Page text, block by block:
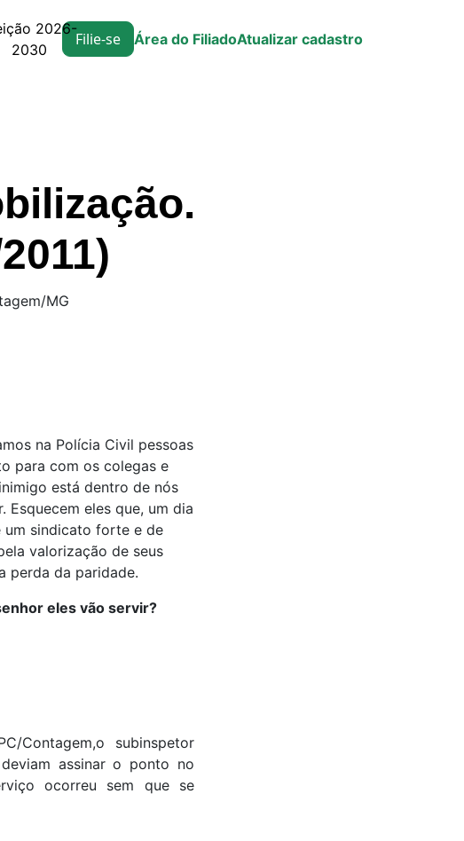
2026-
2030
Filie-se Área do FiliadoAtualizar cadastro
MG
na Polícia Civil pessoas
para com os colegas e
está dentro de nós
Esquecem eles que, um dia
um sindicato forte e de
valorização de seus
perda da paridade.
eles vão servir?
Contagem,o subinspetor
assinar o ponto no
ocorreu sem que se